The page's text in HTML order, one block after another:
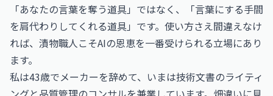
「あなたの言葉を奪う道具」ではなく、「言葉にする手間
を肩代わりしてくれる道具」です。使い方さえ間違えなけ
れば、漬物職人こそAIの恩恵を一番受けられる立場にあり
ます。
私は43歳でメーカーを辞めて、いまは技術文書のライティ